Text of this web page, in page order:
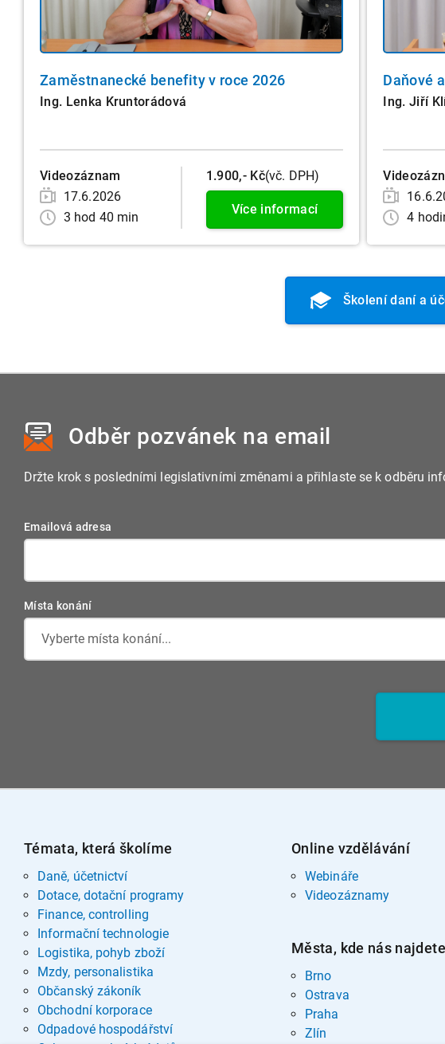
Zaměstnanecké benefity v roce 2026
Ing. Lenka Kruntorádová
Videozáznam
17.6.2026
3 hod 40 min
1.900,- Kč(vč. DPH)
Více informací
Daňové
Ing. Jiří
4
Školení daní a
Odběr pozvánek na email
Držte krok s posledními legislativními změnami a přihlaste se k odběru
Emailová adresa
Místa konání
Vyberte místa konání...
Témata, která školíme
Daně, účetnictví
Dotace, dotační programy
Finance, controlling
Informační technologie
Logistika, pohyb zboží
Mzdy, personalistika
Občanský zákoník
Obchodní korporace
Odpadové hospodářství
Online vzdělávání
Webináře
Videozáznamy
Města, kde nás najdete
Brno
Ostrava
Praha
Zlín